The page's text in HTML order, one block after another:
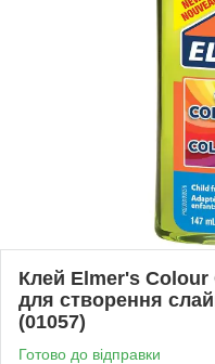
Клей Elmer's Colour
для створення
(01057)
Готово до відправки